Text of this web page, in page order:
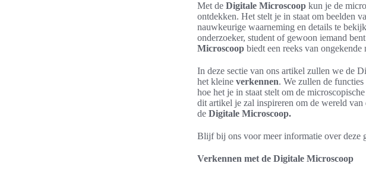
Met de Digitale Microscoop kun je de
ontdekken. Het stelt je in staat om beelden
nauwkeurige waarneming en details te
onderzoeker, student of gewoon iemand
Microscoop biedt een reeks van ongekende
In deze sectie van ons artikel zullen we de
het kleine verkennen. We zullen de
hoe het je in staat stelt om de
dit artikel je zal inspireren om de wereld van
de Digitale Microscoop.
Blijf bij ons voor meer informatie over deze
Verkennen met de Digitale Microscoop